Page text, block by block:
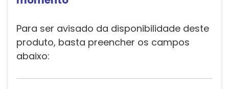
Para ser avisado da disponibilidade deste
produto, basta preencher os campos
abaixo: